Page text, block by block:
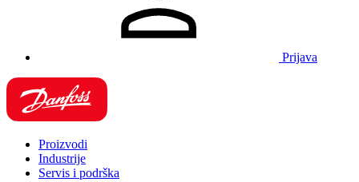
Prijava
Proizvodi
Industrije
Servis i podrška